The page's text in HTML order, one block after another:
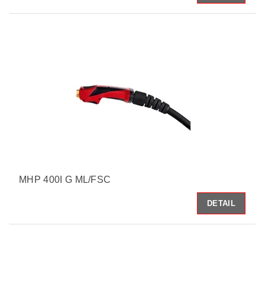
MHP 400I G ML/FSC
DETAIL